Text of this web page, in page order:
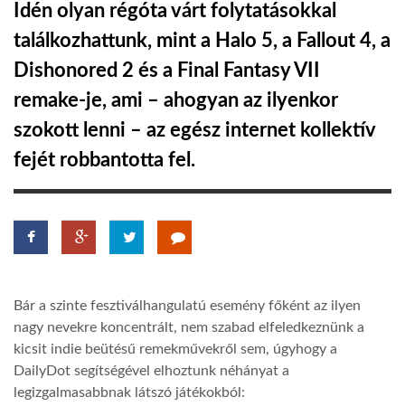
TROPICALMAGAZIN
GLOBOTV
AFRIKA TUDÁSTÁR
A NAP SZÉPE
GLOBOZSARU
DOBRAVERO.HU
Idén olyan régóta várt folytatásokkal
találkozhattunk, mint a Halo 5, a Fallout 4, a
Dishonored 2 és a Final Fantasy VII
remake-je, ami – ahogyan az ilyenkor
szokott lenni – az egész internet kollektív
fejét robbantotta fel.
Bár a szinte fesztiválhangulatú esemény főként az ilyen
nagy nevekre koncentrált, nem szabad elfeledkeznünk a
kicsit indie beütésű remekművekről sem, úgyhogy a
DailyDot segítségével elhoztunk néhányat a
legizgalmasabbnak látszó játékokból: